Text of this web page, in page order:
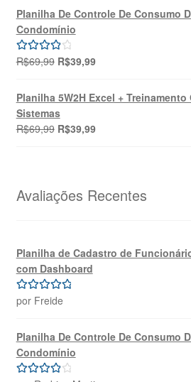
original
era:
R$49,90.
atual
é:
Planilha De Controle De Consumo
Condomínio
Avaliação
R$69,99 O
original
era:
R$69,99.
R$39,99O
atual
é:
Planilha 5W2H Excel + Treinamento
Sistemas
R$69,99 O
R$69,99.
R$39,99O
R$39,99.
Avaliações Recentes
Planilha de Cadastro de
com Dashboard
Avaliação5
por Freide
Planilha De Controle De Consumo
Condomínio